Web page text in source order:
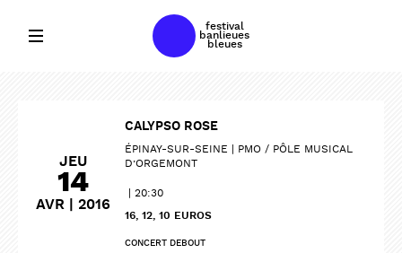
festival
banlieues
bleues
JEU
14
AVR | 2016
CALYPSO ROSE
ÉPINAY-SUR-SEINE
PMO / PÔLE MUSICAL
D’ORGEMONT
20:30
16, 12, 10 EUROS
CONCERT DEBOUT